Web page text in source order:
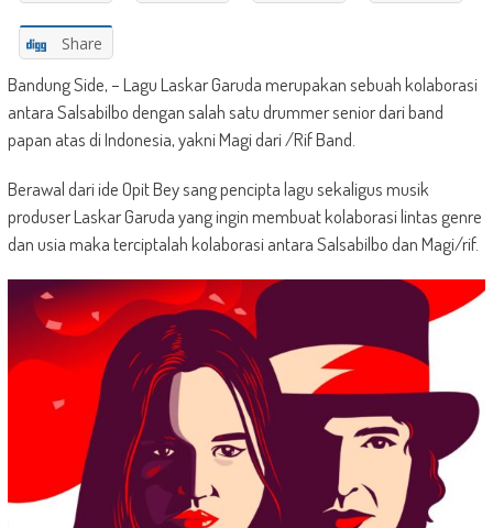
Share
Bandung Side, – Lagu Laskar Garuda merupakan sebuah kolaborasi
antara Salsabilbo dengan salah satu drummer senior dari band
papan atas di Indonesia, yakni Magi dari /Rif Band.
Berawal dari ide Opit Bey sang pencipta lagu sekaligus musik
produser Laskar Garuda yang ingin membuat kolaborasi lintas genre
dan usia maka terciptalah kolaborasi antara Salsabilbo dan Magi/rif.